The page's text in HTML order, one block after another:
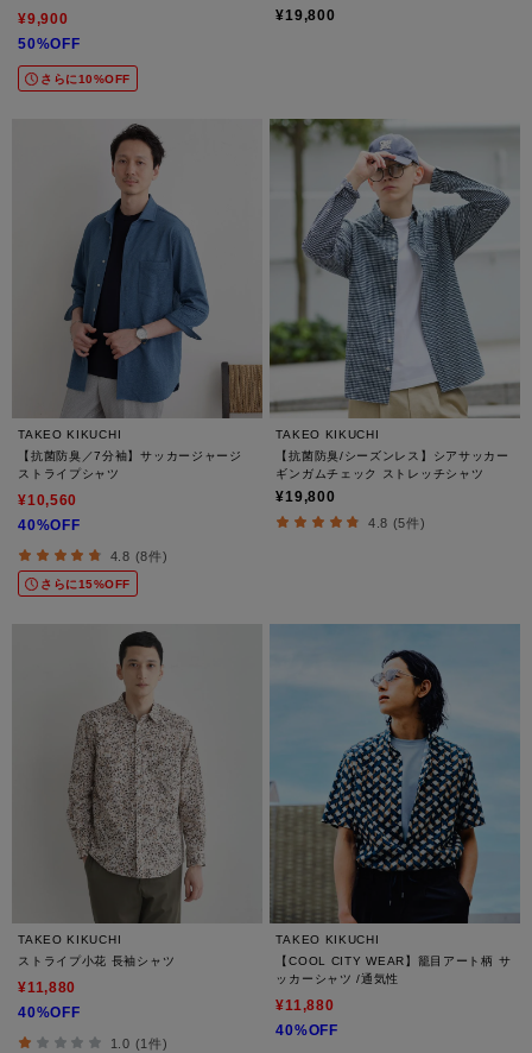
¥9,900
50%OFF
さらに10%OFF
¥19,800
TAKEO KIKUCHI
【抗菌防臭／7分袖】サッカージャージ
ストライプシャツ
¥10,560
40%OFF
4.8 (8件)
さらに15%OFF
TAKEO KIKUCHI
【抗菌防臭/シーズンレス】シアサッカー
ギンガムチェック ストレッチシャツ
¥19,800
4.8 (5件)
TAKEO KIKUCHI
ストライプ小花 長袖シャツ
¥11,880
40%OFF
1.0 (1件)
TAKEO KIKUCHI
【COOL CITY WEAR】籠目アート柄 サ
ッカーシャツ /通気性
¥11,880
40%OFF